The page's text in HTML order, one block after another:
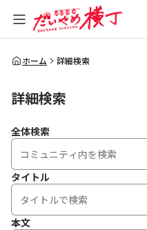
全体検索
ホーム 詳細検索
詳細検索
全体検索
タイトル
本文